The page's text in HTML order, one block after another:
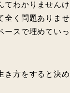
てわかりません
全く問題ありま
ースで埋めてい
き方をすると決